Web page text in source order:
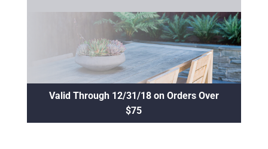
Valid Through 12/31/18 on Orders Over
$75